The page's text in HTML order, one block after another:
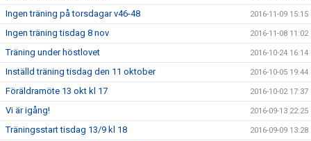
Ingen träning på torsdagar v46-48 2016-11-09 15:15
Ingen träning tisdag 8 nov 2016-11-08 11:02
Träning under höstlovet 2016-10-24 16:14
Inställd träning tisdag den 11 oktober 2016-10-05 19:44
Föräldramöte 13 okt kl 17 2016-10-02 17:37
Vi är igång! 2016-09-13 22:25
Träningsstart tisdag 13/9 kl 18 2016-09-09 13:28